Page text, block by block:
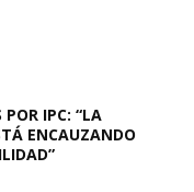
IPC: “LA
ENCAUZANDO